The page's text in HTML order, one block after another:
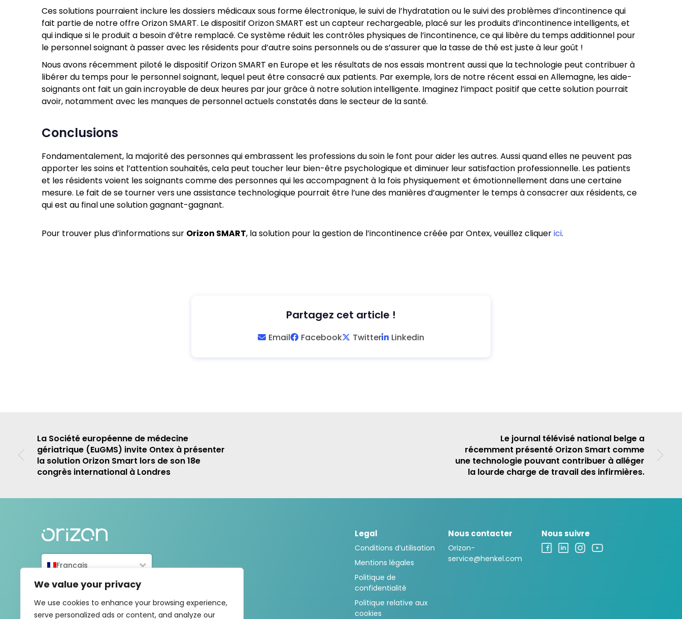
We value your privacy
We use cookies to enhance your browsing experience,
serve personalized ads or content, and analyze our
Ces solutions pourraient inclure les dossiers médicaux sous forme électronique, le suivi de l’hydratation ou le suivi des problèmes d’incontinence qui
fait partie de notre offre Orizon SMART. Le dispositif Orizon SMART est un capteur rechargeable, placé sur les produits d’incontinence intelligents, et
qui indique si le produit a besoin d’être remplacé. Ce système réduit les contrôles physiques de l’incontinence, ce qui libère du temps additionnel pour
le personnel soignant à passer avec les résidents pour d’autre soins personnels ou de s’assurer que la tasse de thé est juste à leur goût !
Nous avons récemment piloté le dispositif Orizon SMART en Europe et les résultats de nos essais montrent aussi que la technologie peut contribuer à
libérer du temps pour le personnel soignant, lequel peut être consacré aux patients. Par exemple, lors de notre récent essai en Allemagne, les aide-
soignants ont fait un gain incroyable de deux heures par jour grâce à notre solution intelligente. Imaginez l’impact positif que cette solution pourrait
avoir, notamment avec les manques de personnel actuels constatés dans le secteur de la santé.
Conclusions
Fondamentalement, la majorité des personnes qui embrassent les professions du soin le font pour aider les autres. Aussi quand elles ne peuvent pas
apporter les soins et l’attention souhaités, cela peut toucher leur bien-être psychologique et diminuer leur satisfaction professionnelle. Les patients
et les résidents voient les soignants comme des personnes qui les accompagnent à la fois physiquement et émotionnellement dans une certaine
mesure. Le fait de se tourner vers une assistance technologique pourrait être l’une des manières d’augmenter le temps à consacrer aux résidents, ce
qui est au final une solution gagnant-gagnant.
Pour trouver plus d’informations sur Orizon SMART, la solution pour la gestion de l’incontinence créée par Ontex, veuillez cliquerici.
Partagez cet article !
La Société européenne de médecine
gériatrique (EuGMS) invite Ontex à présenter
la solution Orizon Smart lors de son 18e
congrès international à Londres
Le journal télévisé national belge a
récemment présenté Orizon Smart comme
une technologie pouvant contribuer à alléger
la lourde charge de travail des infirmières.
Français
Legal
Conditions d’utilisation
Mentions légales
Politique de
confidentialité
Politique relative aux
cookies
Nous contacter
Orizon-
service@henkel.com
Nous suivre